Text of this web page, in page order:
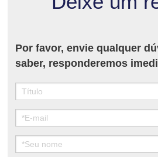
Por favor, envie qualquer
saber, responderemos